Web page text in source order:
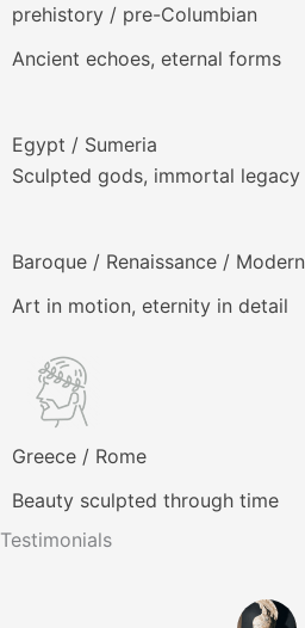
prehistory / pre-Columbian
Ancient echoes, eternal forms
Egypt / Sumeria
Sculpted gods, immortal legacy
Baroque / Renaissance / Modern
Art in motion, eternity in detail
Greece / Rome
Beauty sculpted through time
Testimonials